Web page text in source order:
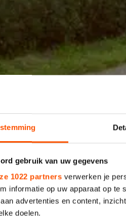
gebruik van uw gegevens
1022 partners verwerken je
informatie op uw apparaat op te
advertenties en content,
doelen.